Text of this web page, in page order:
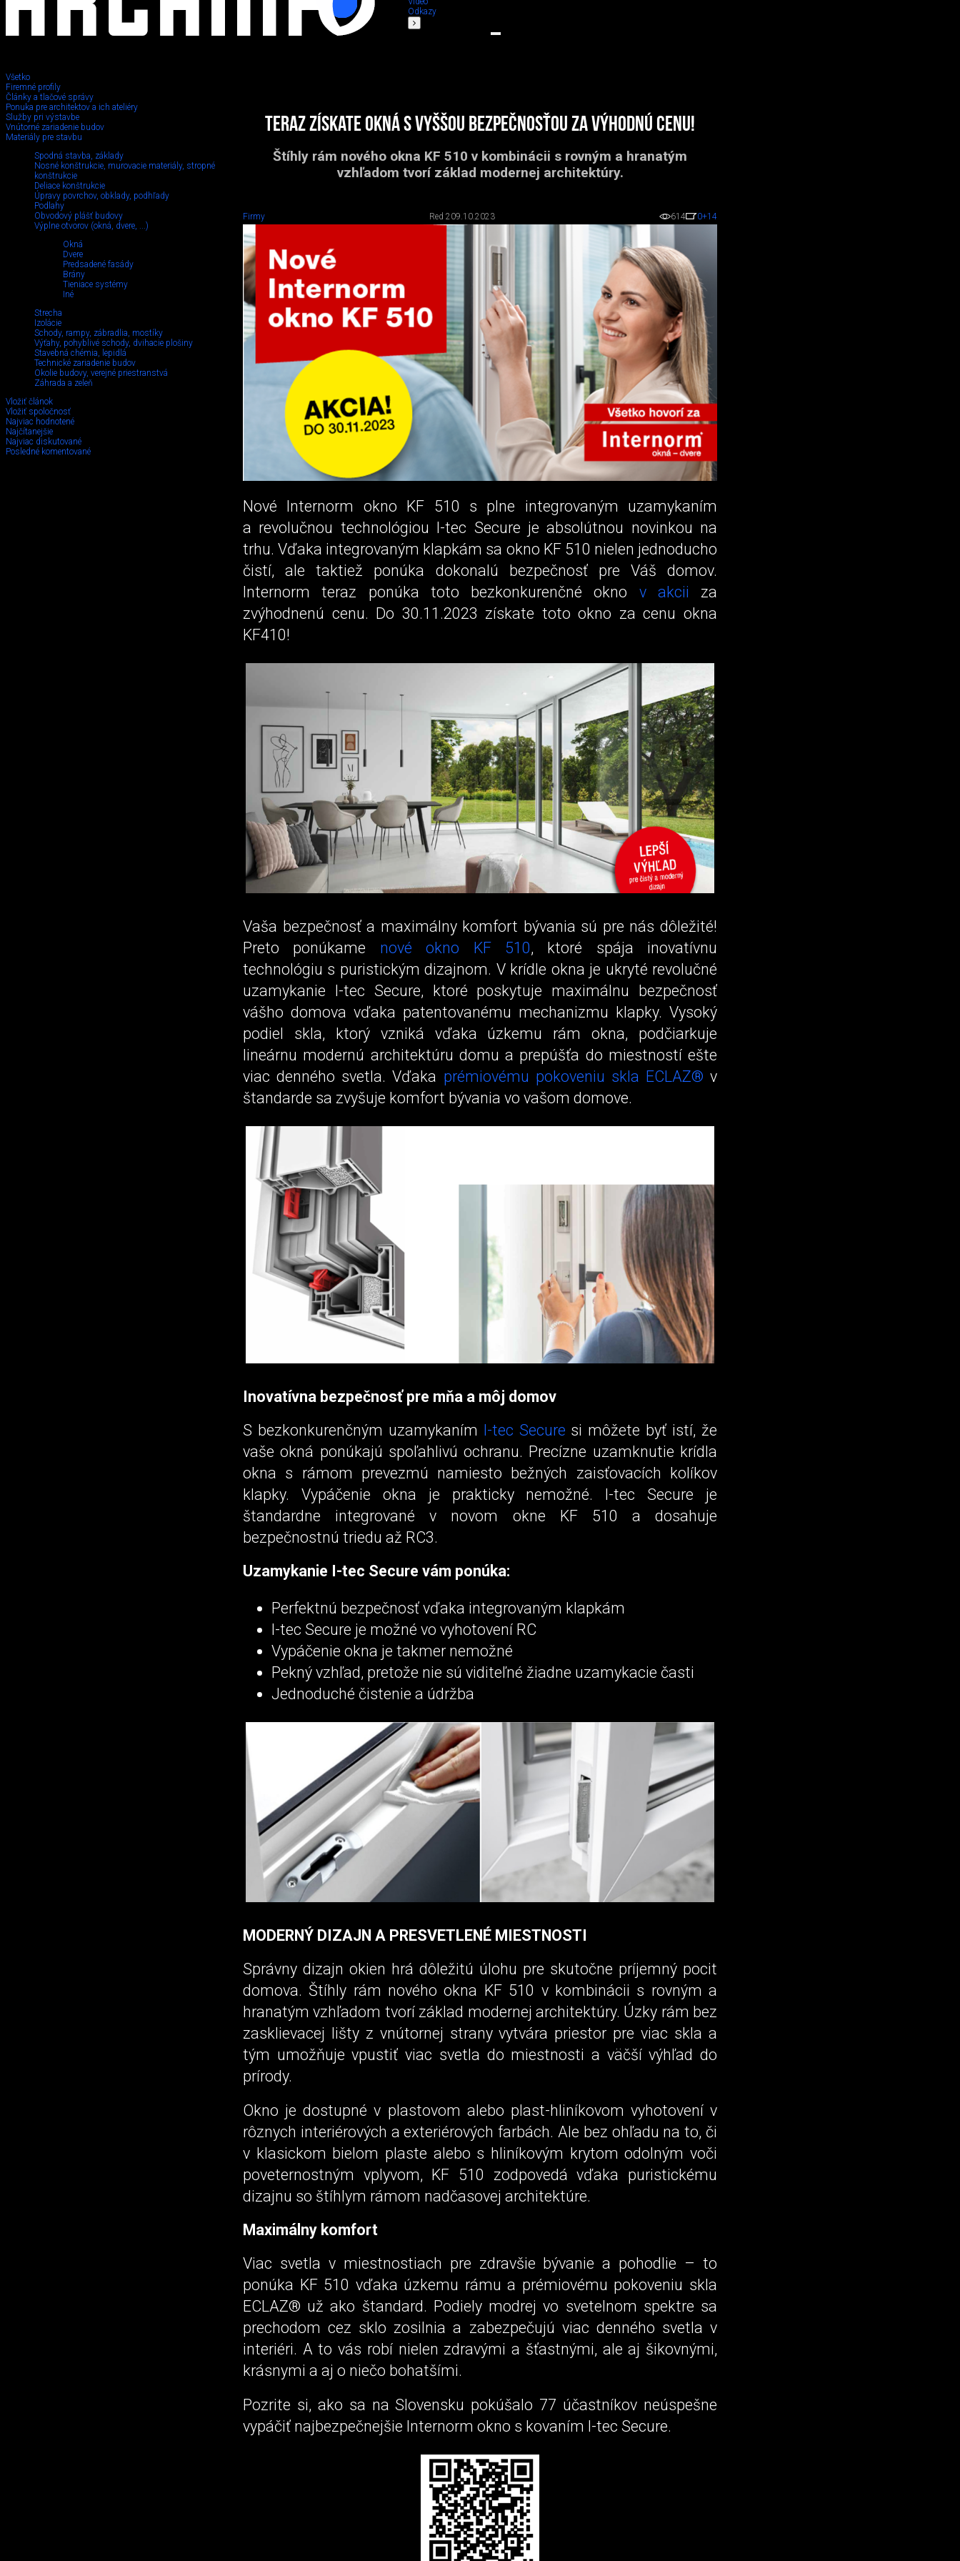
Odkazy
Všetko
Firemné profily
Články a tlačové správy
Ponuka pre architektov a ich ateliéry
Služby pri výstavbe
Vnútorné zariadenie budov
Materiály pre stavbu
Spodná stavba, základy
Nosné konštrukcie, murovacie materiály, stropné
konštrukcie
Deliace konštrukcie
Úpravy povrchov, obklady, podhľady
Podlahy
Obvodový plášť budovy
Výplne otvorov (okná, dvere, ...)
Okná
Dvere
Predsadené fasády
Brány
Tieniace systémy
Iné
Strecha
Izolácie
Schody, rampy, zábradlia, mostíky
Výťahy, pohyblivé schody, dvihacie plošiny
Stavebná chémia, lepidlá
Technické zariadenie budov
Okolie budovy, verejné priestranstvá
Záhrada a zeleň
Vložiť článok
Vložiť spoločnosť
Najviac hodnotené
Najčítanejšie
Najviac diskutované
Posledné komentované
Teraz získate okná s vyššou bezpečnosťou za výhodnú cenu!
Štíhly rám nového okna KF 510 v kombinácii s rovným a hranatým
vzhľadom tvorí základ modernej architektúry.
Firmy Red 209.10.2023 614 0+14
Nové Internorm okno KF 510 s plne integrovaným uzamykaním
a revolučnou technológiou I-tec Secure je absolútnou novinkou na
trhu. Vďaka integrovaným klapkám sa okno KF 510 nielen jednoducho
čistí, ale taktiež ponúka dokonalú bezpečnosť pre Váš domov.
Internorm teraz ponúka toto bezkonkurenčné okno v akcii za
zvýhodnenú cenu. Do 30.11.2023 získate toto okno za cenu okna
KF410!
Vaša bezpečnosť a maximálny komfort bývania sú pre nás dôležité!
Preto ponúkame nové okno KF 510, ktoré spája inovatívnu
technológiu s puristickým dizajnom. V krídle okna je ukryté revolučné
uzamykanie I-tec Secure, ktoré poskytuje maximálnu bezpečnosť
vášho domova vďaka patentovanému mechanizmu klapky. Vysoký
podiel skla, ktorý vzniká vďaka úzkemu rám okna, podčiarkuje
lineárnu modernú architektúru domu a prepúšťa do miestností ešte
viac denného svetla. Vďaka prémiovému pokoveniu skla ECLAZ® v
štandarde sa zvyšuje komfort bývania vo vašom domove.
Inovatívna bezpečnosť pre mňa a môj domov
S bezkonkurenčným uzamykaním I-tec Secure si môžete byť istí, že
vaše okná ponúkajú spoľahlivú ochranu. Precízne uzamknutie krídla
okna s rámom prevezmú namiesto bežných zaisťovacích kolíkov
klapky. Vypáčenie okna je prakticky nemožné. I-tec Secure je
štandardne integrované v novom okne KF 510 a dosahuje
bezpečnostnú triedu až RC3.
Uzamykanie I-tec Secure vám ponúka:
Perfektnú bezpečnosť vďaka integrovaným klapkám
I-tec Secure je možné vo vyhotovení RC
Vypáčenie okna je takmer nemožné
Pekný vzhľad, pretože nie sú viditeľné žiadne uzamykacie časti
Jednoduché čistenie a údržba
MODERNÝ DIZAJN A PRESVETLENÉ MIESTNOSTI
Správny dizajn okien hrá dôležitú úlohu pre skutočne príjemný pocit
domova. Štíhly rám nového okna KF 510 v kombinácii s rovným a
hranatým vzhľadom tvorí základ modernej architektúry. Úzky rám bez
zasklievacej lišty z vnútornej strany vytvára priestor pre viac skla a
tým umožňuje vpustiť viac svetla do miestnosti a väčší výhľad do
prírody.
Okno je dostupné v plastovom alebo plast-hliníkovom vyhotovení v
rôznych interiérových a exteriérových farbách. Ale bez ohľadu na to, či
v klasickom bielom plaste alebo s hliníkovým krytom odolným voči
poveternostným vplyvom, KF 510 zodpovedá vďaka puristickému
dizajnu so štíhlym rámom nadčasovej architektúre.
Maximálny komfort
Viac svetla v miestnostiach pre zdravšie bývanie a pohodlie – to
ponúka KF 510 vďaka úzkemu rámu a prémiovému pokoveniu skla
ECLAZ® už ako štandard. Podiely modrej vo svetelnom spektre sa
prechodom cez sklo zosilnia a zabezpečujú viac denného svetla v
interiéri. A to vás robí nielen zdravými a šťastnými, ale aj šikovnými,
krásnymi a aj o niečo bohatšími.
Pozrite si, ako sa na Slovensku pokúšalo 77 účastníkov neúspešne
vypáčiť najbezpečnejšie Internorm okno s kovaním I-tec Secure.